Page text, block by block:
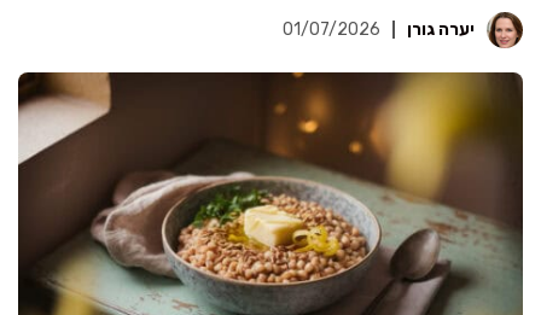
יערה גורן 01/07/2026